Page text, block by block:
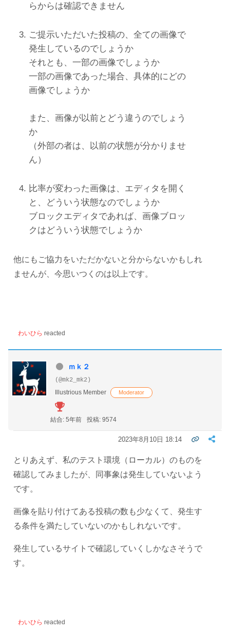
らからは確認できません
ご提示いただいた投稿の、全ての画像で
発生しているのでしょうか
それとも、一部の画像でしょうか
一部の画像であった場合、具体的にどの
画像でしょうか
また、画像が以前とどう違うのでしょう
か
（外部の者は、以前の状態が分かりませ
ん）
比率が変わった画像は、エディタを開く
と、どういう状態なのでしょうか
ブロックエディタであれば、画像ブロッ
クはどういう状態でしょうか
他にもご協力をいただかないと分からないかもしれ
ませんが、今思いつくのは以上です。
わいひら reacted
ｍｋ２
(@mk2_mk2)
Illustrious Member
Moderator
結合: 5年前 投稿: 9574
2023年8月10日 18:14
とりあえず、私のテスト環境（ローカル）のものを
確認してみましたが、同事象は発生していないよう
です。
画像を貼り付けてある投稿の数も少なくて、発生す
る条件を満たしていないのかもしれないです。
発生しているサイトで確認していくしかなさそうで
す。
わいひら reacted